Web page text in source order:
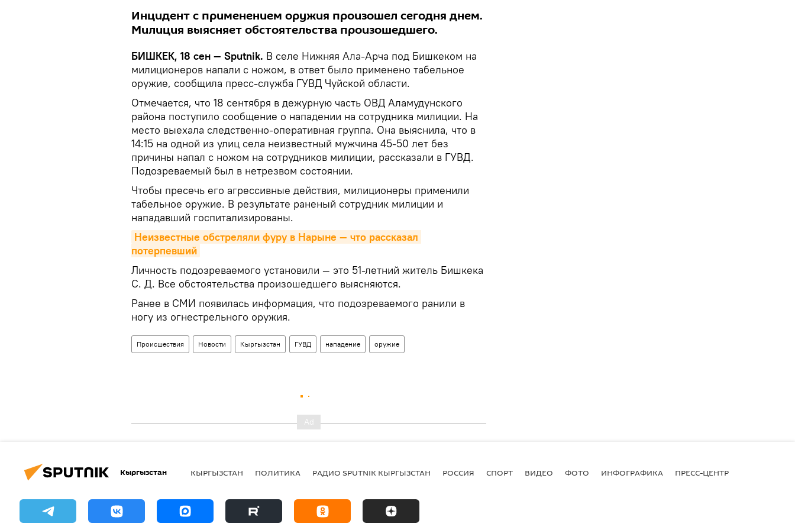
Инцидент с применением оружия произошел сегодня днем.
Милиция выясняет обстоятельства произошедшего.
БИШКЕК, 18 сен — Sputnik. В селе Нижняя Ала-Арча под Бишкеком на
милиционеров напали с ножом, в ответ было применено табельное
оружие, сообщила пресс-служба ГУВД Чуйской области.
Отмечается, что 18 сентября в дежурную часть ОВД Аламудунского
района поступило сообщение о нападении на сотрудника милиции. На
место выехала следственно-оперативная группа. Она выяснила, что в
14:15 на одной из улиц села неизвестный мужчина 45-50 лет без
причины напал с ножом на сотрудников милиции, рассказали в ГУВД.
Подозреваемый был в нетрезвом состоянии.
Чтобы пресечь его агрессивные действия, милиционеры применили
табельное оружие. В результате раненый сотрудник милиции и
нападавший госпитализированы.
Неизвестные обстреляли фуру в Нарыне — что рассказал
потерпевший
Личность подозреваемого установили — это 51-летний житель Бишкека
С. Д. Все обстоятельства произошедшего выясняются.
Ранее в СМИ появилась информация, что подозреваемого ранили в
ногу из огнестрельного оружия.
Происшествия Новости Кыргызстан ГУВД нападение оружие
Кыргызстан КЫРГЫЗСТАН ПОЛИТИКА РАДИО SPUTNIK КЫРГЫЗСТАН РОССИЯ СПОРТ ВИДЕО ФОТО ИНФОГРАФИКА ПРЕСС-ЦЕНТР